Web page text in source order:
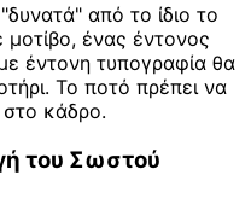
από το ίδιο το
ένας έντονος
έντονη τυπογραφία θα
Το ποτό πρέπει να
στο κάδρο.
του Σωστού